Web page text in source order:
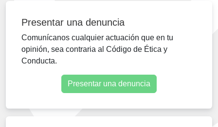
Presentar una denuncia
Comunícanos cualquier actuación que en tu
opinión, sea contraria al Código de Ética y
Conducta.
Presentar una denuncia